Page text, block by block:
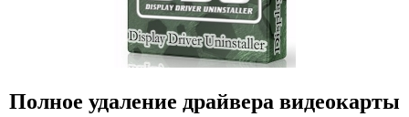
Полное удаление драйвера видеокарты